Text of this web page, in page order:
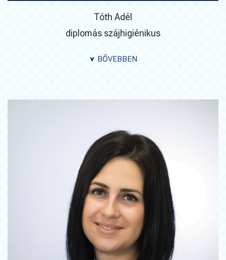
Tóth Adél
diplomás szájhigiénikus
➤ BŐVEBBEN